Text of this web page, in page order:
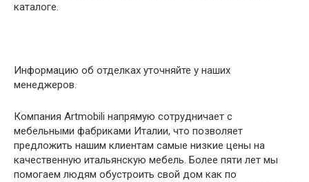
каталоге.
Информацию об отделках уточняйте у наших
менеджеров.
Компания Artmobili напрямую сотрудничает с
мебельными фабриками Италии, что позволяет
предложить нашим клиентам самые низкие цены на
качественную итальянскую мебель. Более пяти лет мы
помогаем людям обустроить свой дом как по